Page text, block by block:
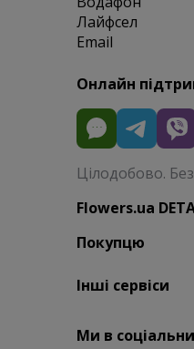
Лайфсел
Email
Онлайн
Цілодобово.
Flowers.ua
Покупцю
Інші сервіси
Ми в